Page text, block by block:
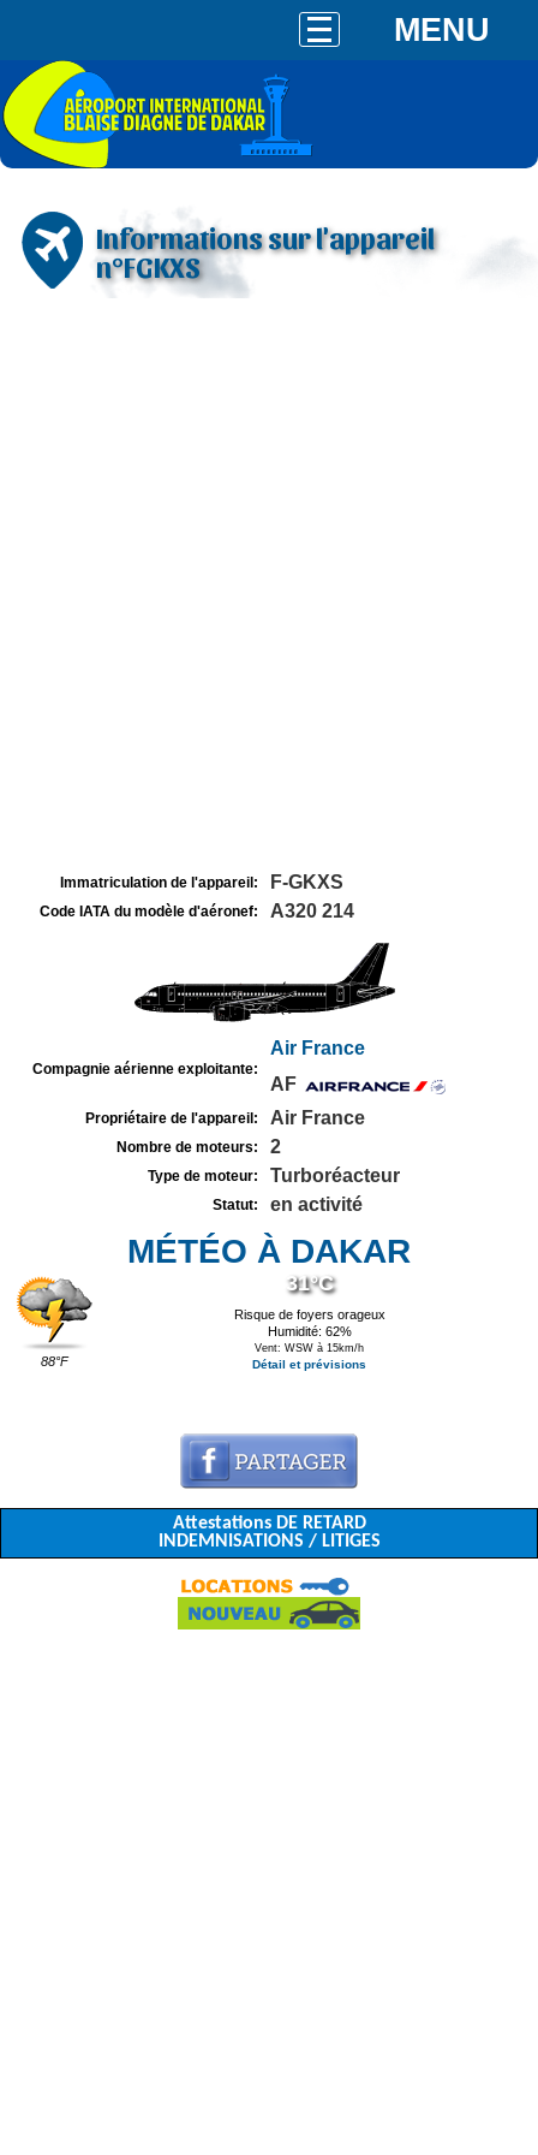
MENU
Informations sur l'appareil
n°FGKXS
Immatriculation de l'appareil: F-GKXS
Code IATA du modèle d'aéronef: A320 214
Compagnie aérienne exploitante:
Air France
AF
Propriétaire de l'appareil: Air France
Nombre de moteurs: 2
Type de moteur: Turboréacteur
Statut: en activité
MÉTÉO À DAKAR
88°F
31°C
Risque de foyers orageux
Humidité: 62%
Vent: WSW à 15km/h
Détail et prévisions
Attestations DE RETARD
INDEMNISATIONS / LITIGES